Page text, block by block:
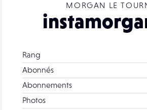
MORGAN LE
Rang
Abonnés
Abonnements
Photos